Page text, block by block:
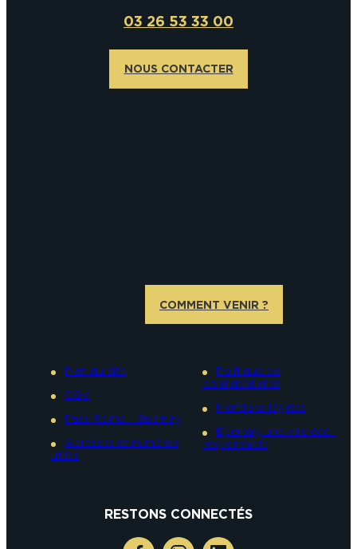
03 26 53 33 00
NOUS CONTACTER
COMMENT VENIR ?
Plan du site
CGV
Pass Reims – Epernay
Adresses et numéros
utiles
Politique de
confidentialité
Mentions légales
Epernay, une ville éco-
responsable
RESTONS CONNECTÉS